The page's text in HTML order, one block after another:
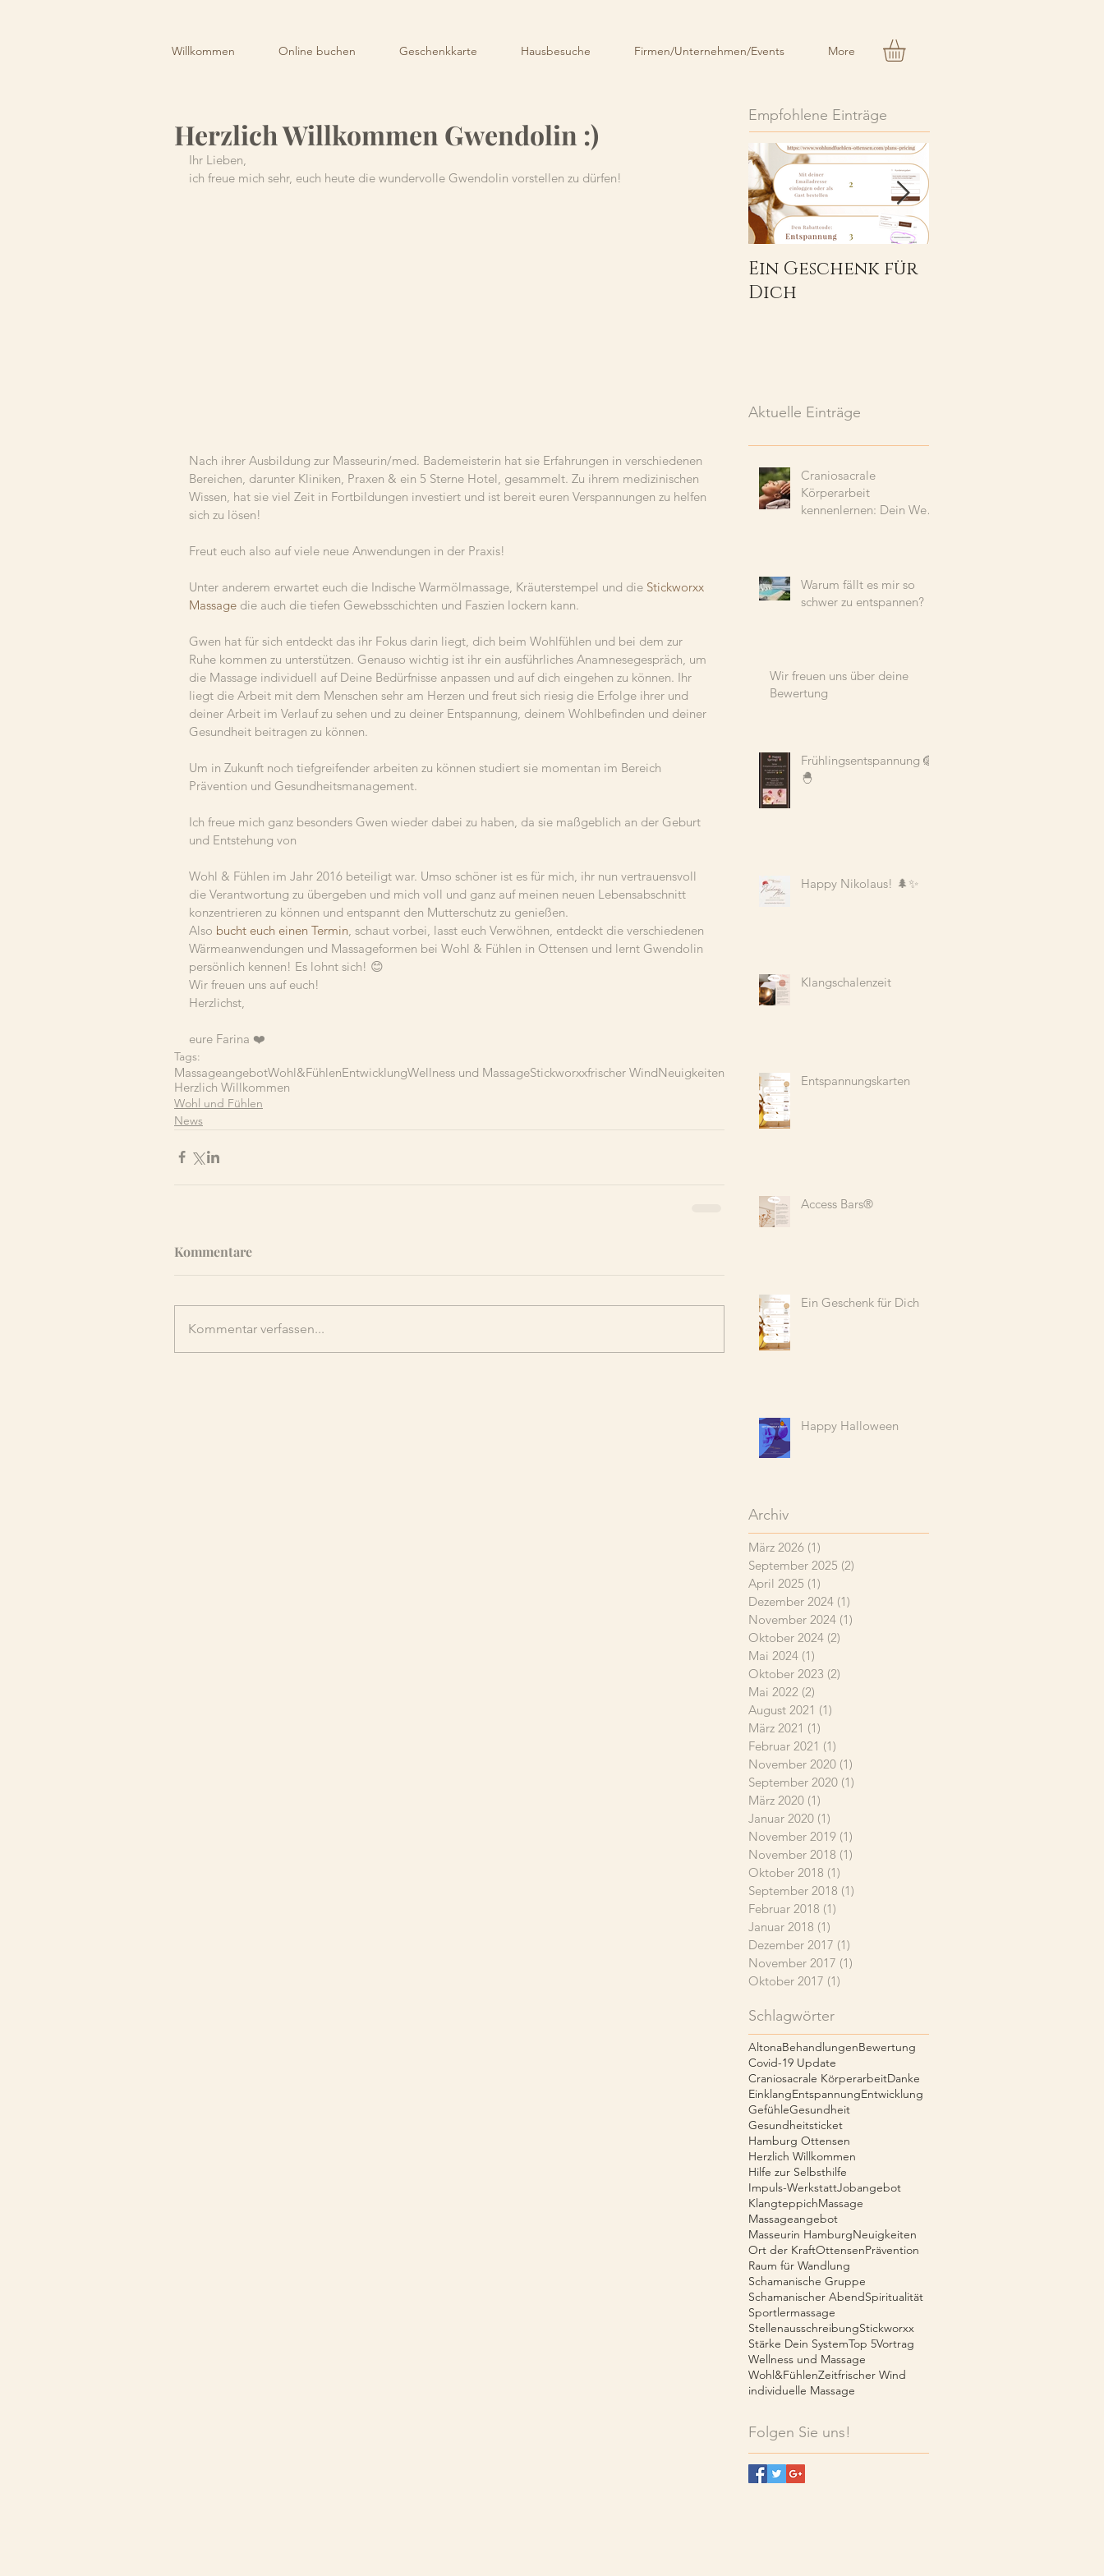
Willkommen Online buchen Geschenkkarte Hausbesuche Firmen/Unternehmen/Events More
Herzlich Willkommen Gwendolin :)
Ihr Lieben,
ich freue mich sehr, euch heute die wundervolle Gwendolin vorstellen zu dürfen!
Nach ihrer Ausbildung zur Masseurin/med. Bademeisterin hat sie Erfahrungen in verschiedenen
Bereichen, darunter Kliniken, Praxen & ein 5 Sterne Hotel, gesammelt. Zu ihrem medizinischen
Wissen, hat sie viel Zeit in Fortbildungen investiert und ist bereit euren Verspannungen zu helfen
sich zu lösen!
Freut euch also auf viele neue Anwendungen in der Praxis!
Unter anderem erwartet euch die Indische Warmölmassage, Kräuterstempel und die Stickworxx
Massage die auch die tiefen Gewebsschichten und Faszien lockern kann.
Gwen hat für sich entdeckt das ihr Fokus darin liegt, dich beim Wohlfühlen und bei dem zur
Ruhe kommen zu unterstützen. Genauso wichtig ist ihr ein ausführliches Anamnesegespräch, um
die Massage individuell auf Deine Bedürfnisse anpassen und auf dich eingehen zu können. Ihr
liegt die Arbeit mit dem Menschen sehr am Herzen und freut sich riesig die Erfolge ihrer und
deiner Arbeit im Verlauf zu sehen und zu deiner Entspannung, deinem Wohlbefinden und deiner
Gesundheit beitragen zu können.
Um in Zukunft noch tiefgreifender arbeiten zu können studiert sie momentan im Bereich
Prävention und Gesundheitsmanagement.
Ich freue mich ganz besonders Gwen wieder dabei zu haben, da sie maßgeblich an der Geburt
und Entstehung von
Wohl & Fühlen im Jahr 2016 beteiligt war. Umso schöner ist es für mich, ihr nun vertrauensvoll
die Verantwortung zu übergeben und mich voll und ganz auf meinen neuen Lebensabschnitt
konzentrieren zu können und entspannt den Mutterschutz zu genießen.
Also bucht euch einen Termin , schaut vorbei, lasst euch Verwöhnen, entdeckt die verschiedenen
Wärmeanwendungen und Massageformen bei Wohl & Fühlen in Ottensen und lernt Gwendolin
persönlich kennen! Es lohnt sich! 😊
Wir freuen uns auf euch!
Herzlichst,
eure Farina ❤️
Tags:
MassageangebotWohl&FühlenEntwicklungWellness und MassageStickworxxfrischer WindNeuigkeiten
Herzlich Willkommen
Wohl und Fühlen
News
Kommentare
Kommentar verfassen...
Empfohlene Einträge
Ein Geschenk für
Dich
Aktuelle Einträge
Craniosacrale
Körperarbeit
kennenlernen: Dein Weg
Warum fällt es mir so
schwer zu entspannen?
Wir freuen uns über deine
Bewertung
Frühlingsentspannung 🪺
🐣
Happy Nikolaus! 🌲✨
Klangschalenzeit
Entspannungskarten
Access Bars®️
Ein Geschenk für Dich
Happy Halloween
Archiv
März 2026 (1)
September 2025 (2)
April 2025 (1)
Dezember 2024 (1)
November 2024 (1)
Oktober 2024 (2)
Mai 2024 (1)
Oktober 2023 (2)
Mai 2022 (2)
August 2021 (1)
März 2021 (1)
Februar 2021 (1)
November 2020 (1)
September 2020 (1)
März 2020 (1)
Januar 2020 (1)
November 2019 (1)
November 2018 (1)
Oktober 2018 (1)
September 2018 (1)
Februar 2018 (1)
Januar 2018 (1)
Dezember 2017 (1)
November 2017 (1)
Oktober 2017 (1)
Schlagwörter
AltonaBehandlungenBewertung
Covid-19 Update
Craniosacrale KörperarbeitDanke
EinklangEntspannungEntwicklung
GefühleGesundheit
Gesundheitsticket
Hamburg Ottensen
Herzlich Willkommen
Hilfe zur Selbsthilfe
Impuls-WerkstattJobangebot
KlangteppichMassage
Massageangebot
Masseurin HamburgNeuigkeiten
Ort der KraftOttensenPrävention
Raum für Wandlung
Schamanische Gruppe
Schamanischer AbendSpiritualität
Sportlermassage
StellenausschreibungStickworxx
Stärke Dein SystemTop 5Vortrag
Wellness und Massage
Wohl&FühlenZeitfrischer Wind
individuelle Massage
Folgen Sie uns!